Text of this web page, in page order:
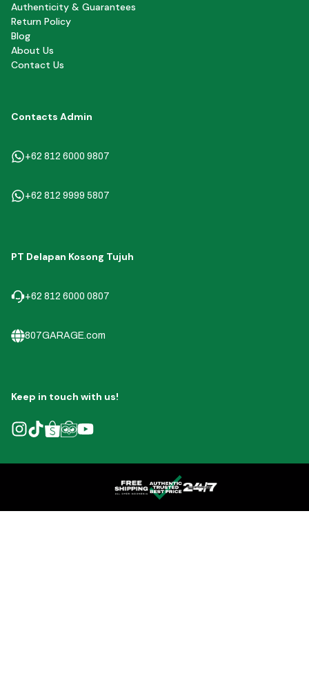
Authenticity & Guarantees
Return Policy
Blog
About Us
Contact Us
Contacts Admin
+62 812 6000 9807
+62 812 9999 5807
PT Delapan Kosong Tujuh
+62 812 6000 0807
807GARAGE.com
Keep in touch with us!